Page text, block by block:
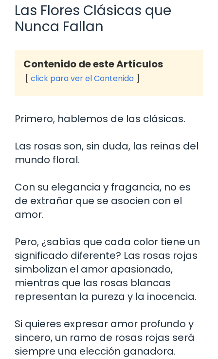
Las Flores Clásicas que
Nunca Fallan
Contenido de este Artículos
click para ver el Contenido
Primero, hablemos de las clásicas.
Las rosas son, sin duda, las reinas del
mundo floral.
Con su elegancia y fragancia, no es
de extrañar que se asocien con el
amor.
Pero, ¿sabías que cada color tiene un
significado diferente? Las rosas rojas
simbolizan el amor apasionado,
mientras que las rosas blancas
representan la pureza y la inocencia.
Si quieres expresar amor profundo y
sincero, un ramo de rosas rojas será
siempre una elección ganadora.